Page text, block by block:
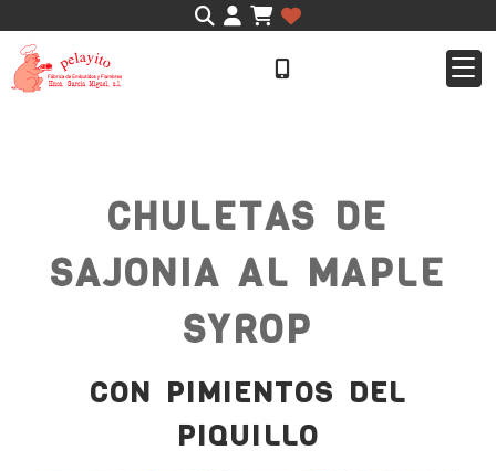
Identifícate
CHULETAS DE
SAJONIA AL MAPLE
SYROP
CON PIMIENTOS DEL
PIQUILLO